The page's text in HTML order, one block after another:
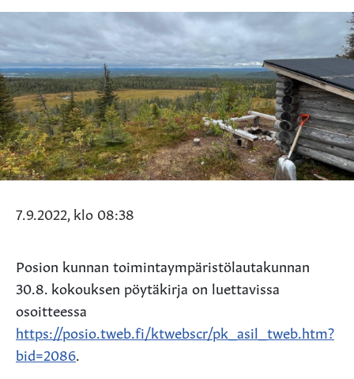
7.9.2022, klo 08:38
Posion kunnan toimintaympäristölautakunnan
30.8. kokouksen pöytäkirja on luettavissa
osoitteessa
https://posio.tweb.fi/ktwebscr/pk_asil_tweb.htm?
bid=2086